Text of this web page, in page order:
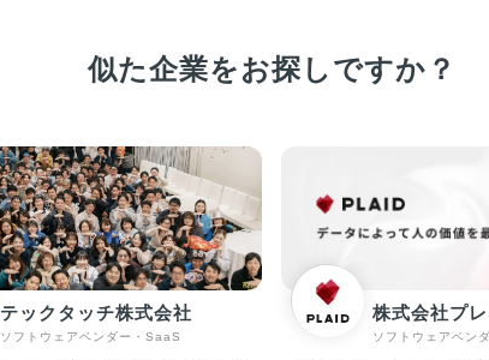
似た企業をお探しですか？
テックタッチ株式会社
ソフトウェアベンダー・SaaS
株式会社プ
ソフトウェアベン